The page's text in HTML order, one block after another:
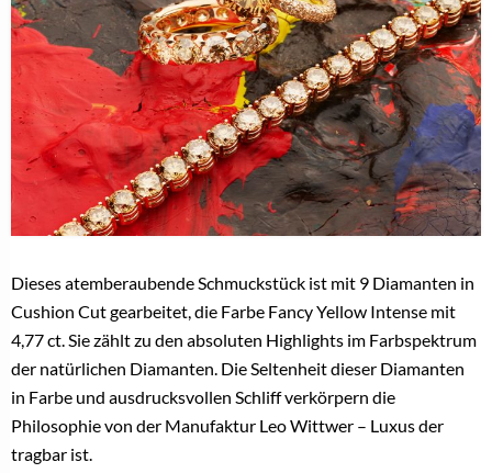
Dieses atemberaubende Schmuckstück ist mit 9 Diamanten in
Cushion Cut gearbeitet, die Farbe Fancy Yellow Intense mit
4,77 ct. Sie zählt zu den absoluten Highlights im Farbspektrum
der natürlichen Diamanten. Die Seltenheit dieser Diamanten
in Farbe und ausdrucksvollen Schliff verkörpern die
Philosophie von der Manufaktur Leo Wittwer – Luxus der
tragbar ist.